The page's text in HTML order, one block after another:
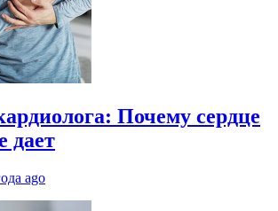
Почему сердце
дает
ago